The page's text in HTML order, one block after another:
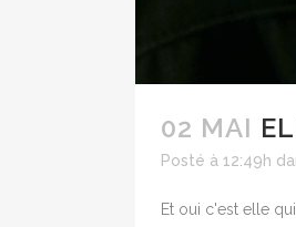
02 MAI
Posté à 12:49h
Et oui c'est elle